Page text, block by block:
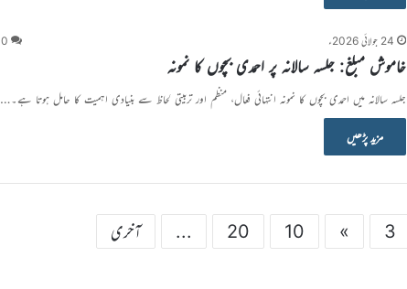
24 جولائی 2026ء 0
خاموش مبلغ: جلسہ سالانہ پر احمدی بچوں کا نمونہ
جلسہ سالانہ میں احمدی بچوں کا نمونہ انتہائی فعال، منظم اور تربیتی لحاظ سے بنیادی اہمیت کا حامل ہوتا ہے۔…
مزید پڑھیں
3
»
10
20
... آخری